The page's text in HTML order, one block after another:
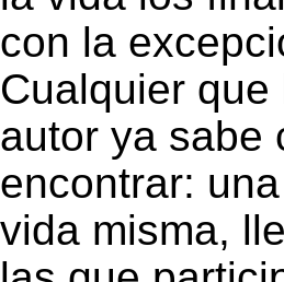
con la
Cualquier
autor ya sabe
encontrar:
vida misma,